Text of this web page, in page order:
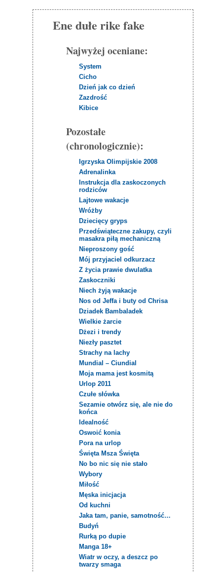
Ene dułe rike fake
Najwyżej oceniane:
System
Cicho
Dzień jak co dzień
Zazdrość
Kibice
Pozostałe
(chronologicznie):
Igrzyska Olimpijskie 2008
Adrenalinka
Instrukcja dla zaskoczonych
rodziców
Lajtowe wakacje
Wróżby
Dziecięcy gryps
Przedświąteczne zakupy, czyli
masakra piłą mechaniczną
Nieproszony gość
Mój przyjaciel odkurzacz
Z życia prawie dwulatka
Zaskoczniki
Niech żyją wakacje
Nos od Jeffa i buty od Chrisa
Dziadek Bambaladek
Wielkie żarcie
Dżezi i trendy
Niezły pasztet
Strachy na lachy
Mundial – Ciundial
Moja mama jest kosmitą
Urlop 2011
Czułe słówka
Sezamie otwórz się, ale nie do
końca
Idealność
Oswoić konia
Pora na urlop
Święta Msza Święta
No bo nic się nie stało
Wybory
Miłość
Męska inicjacja
Od kuchni
Jaka tam, panie, samotność…
Budyń
Rurką po dupie
Manga 18+
Wiatr w oczy, a deszcz po
twarzy smaga